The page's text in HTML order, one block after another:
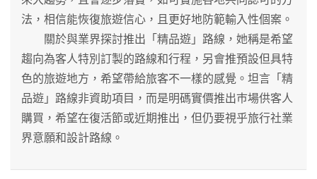
法，相信能恢復旅遊信心，且更好地防範輸入性個案。
關於與業界探討推出「精品遊」路線，她稱是希望
趨向為客人特別訂製的路線和行程，另會推預設但具特
色的旅遊地方，希望帶給旅客不一樣的感覺。坦言「精
品遊」路線非資助項目，而是明碼實價推出巿場供客人
購買，希望在復活節或近期推出，但仍要視乎旅行社業
界意願和設計路線。